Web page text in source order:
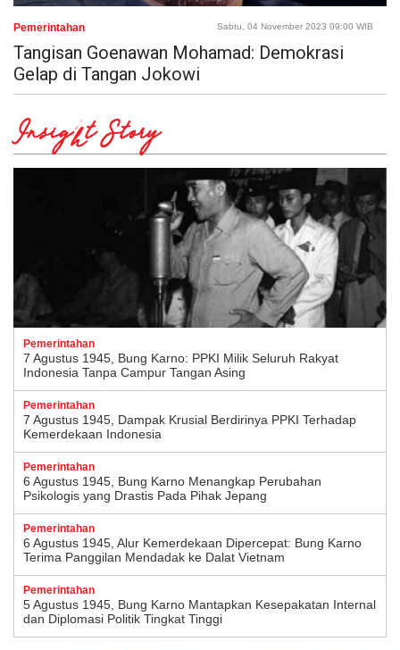
Pemerintahan Sabtu, 04 November 2023 09:00 WIB
Tangisan Goenawan Mohamad: Demokrasi
Gelap di Tangan Jokowi
Insight Story
Pemerintahan
7 Agustus 1945, Bung Karno: PPKI Milik Seluruh Rakyat
Indonesia Tanpa Campur Tangan Asing
Pemerintahan
7 Agustus 1945, Dampak Krusial Berdirinya PPKI Terhadap
Kemerdekaan Indonesia
Pemerintahan
6 Agustus 1945, Bung Karno Menangkap Perubahan
Psikologis yang Drastis Pada Pihak Jepang
Pemerintahan
6 Agustus 1945, Alur Kemerdekaan Dipercepat: Bung Karno
Terima Panggilan Mendadak ke Dalat Vietnam
Pemerintahan
5 Agustus 1945, Bung Karno Mantapkan Kesepakatan Internal
dan Diplomasi Politik Tingkat Tinggi